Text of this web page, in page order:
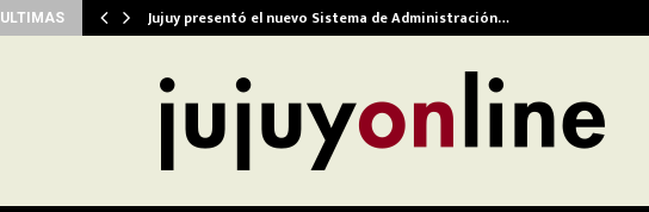
ULTIMAS Jujuy presentó el nuevo Sistema de Administración…